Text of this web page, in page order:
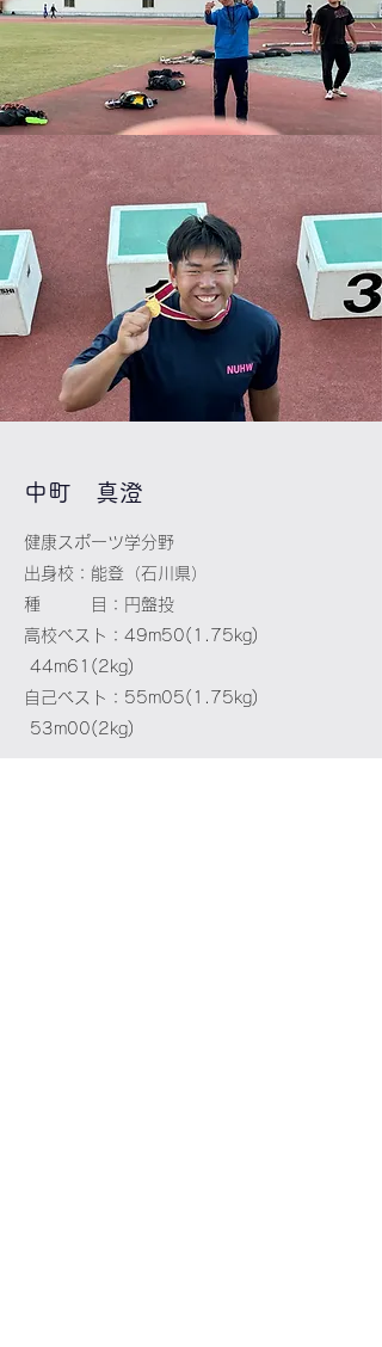
中町 真澄
健康スポーツ学分野
出身校：能登（石川県）
種 目：円盤投
高校ベスト：49m50(1.75kg)
44m61(2kg)
自己ベスト：55m05(1.75kg)
53m00(2kg)